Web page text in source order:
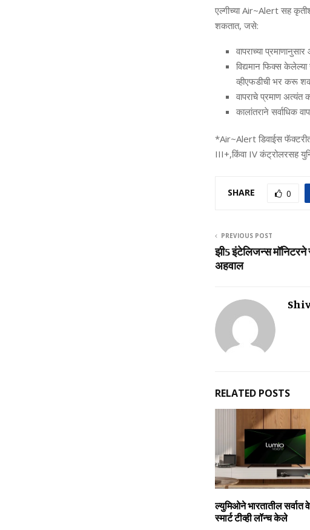
एल्‍गीच्‍याAir~Alert सह
शकतात, जसे:
वापराच्‍या
विद्यमान फिक्‍स
व्‍हीएफडीची भर करू
वापराचे प्रमाण अत्‍यंत
कालांतराने सर्वाधिक
*Air~Alert डिवाईस
III+,किंवा IV कंट्रोलरसह
SHARE 0
PREVIOUS POST
झी5 इंटेलिजन्स मॉनिटरने
अहवाल
RELATED POSTS
ल्‍युमिओने भारतातील सर्वात
स्मार्ट टीव्ही लॉन्च केले